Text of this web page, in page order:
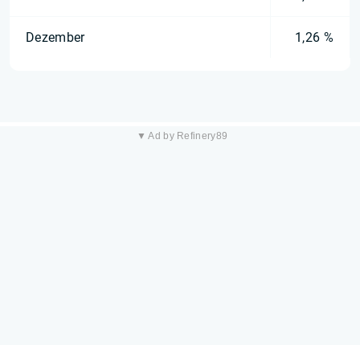
Dezember 1,26 %
▼ Ad by Refinery89